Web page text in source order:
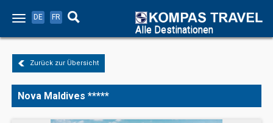
DE FR
Alle Destinationen
Zurück zur Übersicht
Nova Maldives *****